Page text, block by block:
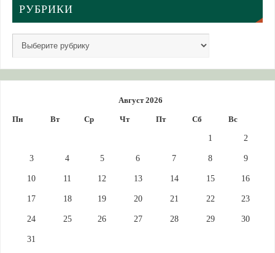
РУБРИКИ
Август 2026
Пн Вт Ср Чт Пт Сб Вс
1 2
3 4 5 6 7 8 9
10 11 12 13 14 15 16
17 18 19 20 21 22 23
24 25 26 27 28 29 30
31